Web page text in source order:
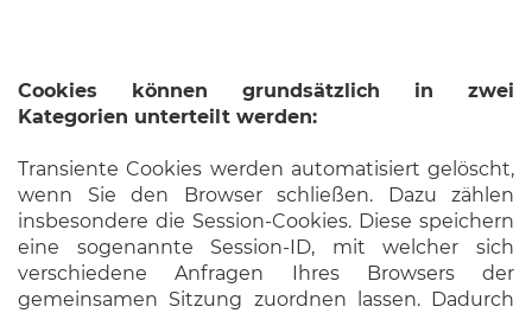
Cookies können grundsätzlich in zwei
Kategorien unterteilt werden:
Transiente Cookies werden automatisiert gelöscht,
wenn Sie den Browser schließen. Dazu zählen
insbesondere die Session-Cookies. Diese speichern
eine sogenannte Session-ID, mit welcher sich
verschiedene Anfragen Ihres Browsers der
gemeinsamen Sitzung zuordnen lassen. Dadurch